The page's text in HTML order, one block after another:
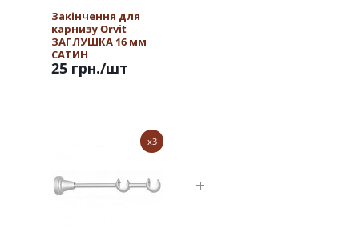
Закінчення для
карнизу Orvit
ЗАГЛУШКА 16 мм
САТИН
25 грн./шт
x3